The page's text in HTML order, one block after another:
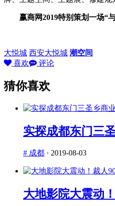
赢商网2019特别策划一场“与
大悦城 西安大悦城 潮空间
喜欢
评论
猜你喜欢
实探成都东门三
# 成都 · 2019-08-03
大地影院大震动